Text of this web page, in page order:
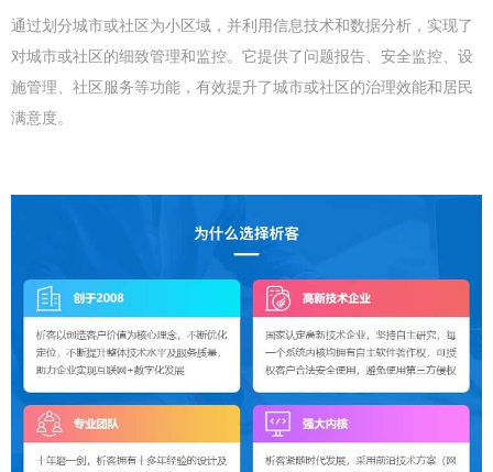
通过划分城市或社区为小区域，并利用信息技术和数据分析，实现了
对城市或社区的细致管理和监控。它提供了问题报告、安全监控、设
施管理、社区服务等功能，有效提升了城市或社区的治理效能和居民
满意度。